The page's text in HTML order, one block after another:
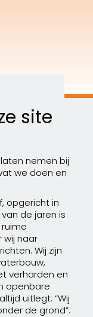
site
nemen bij
we doen en
opgericht in
de jaren is
wij naar
Wij zijn
verharden en
openbare
uitlegt: “Wij
de grond”.